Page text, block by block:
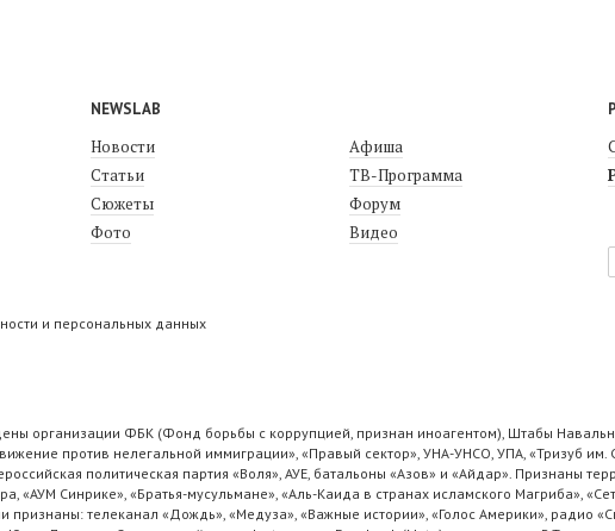
NEWSLAB
Новости
Статьи
Сюжеты
Фото
Афиша
ТВ-Программа
Форум
Видео
и персональных данных
организации ФБК (Фонд борьбы с коррупцией, признан иноагентом), Штабы
против нелегальной иммиграции», «Правый сектор», УНА-УНСО, УПА, «Тризуб
политическая партия «Воля», АУЕ, батальоны «Азов» и «Айдар». Признаны
«АУМ Синрике», «Братья-мусульмане», «Аль-Каида в странах исламского Магриба»,
признаны: телеканал «Дождь», «Медуза», «Важные истории», «Голос Америки», радио